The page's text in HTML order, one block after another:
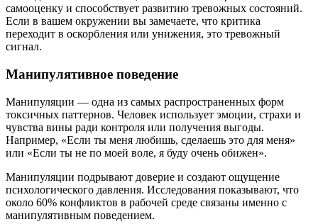
самооценку и способствует развитию тревожных состояний.
Если в вашем окружении вы замечаете, что критика
переходит в оскорбления или унижения, это тревожный
сигнал.
Манипулятивное поведение
Манипуляции — одна из самых распространенных форм
токсичных паттернов. Человек использует эмоции, страхи и
чувства вины ради контроля или получения выгоды.
Например, «Если ты меня любишь, сделаешь это для меня»
или «Если ты не по моей воле, я буду очень обижен».
Манипуляции подрывают доверие и создают ощущение
психологического давления. Исследования показывают, что
около 60% конфликтов в рабочей среде связаны именно с
манипулятивным поведением.